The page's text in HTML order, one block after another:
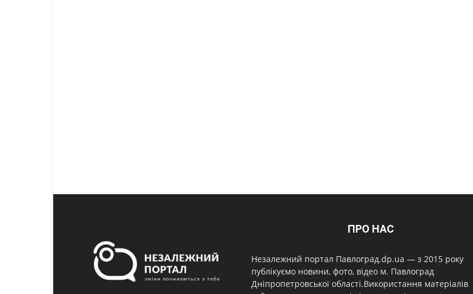
ПРО НАС
Незалежний портал Павлоград.dp.ua — з 2015 року
публікуємо новини, фото, відео м. Павлоград
Дніпропетровської області.Використання матеріалів